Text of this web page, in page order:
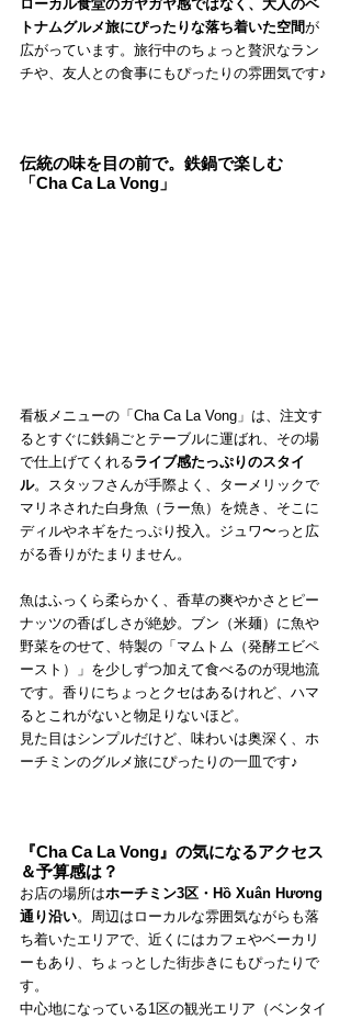
ローカル食堂のガヤガヤ感ではなく、大人のベ
トナムグルメ旅にぴったりな落ち着いた空間が
広がっています。旅行中のちょっと贅沢なラン
チや、友人との食事にもぴったりの雰囲気です♪
伝統の味を目の前で。鉄鍋で楽しむ
「Cha Ca La Vong」
看板メニューの「Cha Ca La Vong」は、注文す
るとすぐに鉄鍋ごとテーブルに運ばれ、その場
で仕上げてくれるライブ感たっぷりのスタイ
ル。スタッフさんが手際よく、ターメリックで
マリネされた白身魚（ラー魚）を焼き、そこに
ディルやネギをたっぷり投入。ジュワ〜っと広
がる香りがたまりません。
魚はふっくら柔らかく、香草の爽やかさとピー
ナッツの香ばしさが絶妙。ブン（米麺）に魚や
野菜をのせて、特製の「マムトム（発酵エビペ
ースト）」を少しずつ加えて食べるのが現地流
です。香りにちょっとクセはあるけれど、ハマ
るとこれがないと物足りないほど。
見た目はシンプルだけど、味わいは奥深く、ホ
ーチミンのグルメ旅にぴったりの一皿です♪
『Cha Ca La Vong』の気になるアクセス
＆予算感は？
お店の場所はホーチミン3区・Hồ Xuân Hương
通り沿い。周辺はローカルな雰囲気ながらも落
ち着いたエリアで、近くにはカフェやベーカリ
ーもあり、ちょっとした街歩きにもぴったりで
す。
中心地になっている1区の観光エリア（ベンタイ